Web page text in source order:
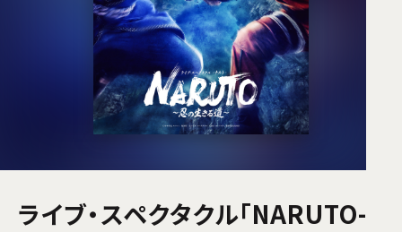
ライブ・スペクタクル「NARUTO-